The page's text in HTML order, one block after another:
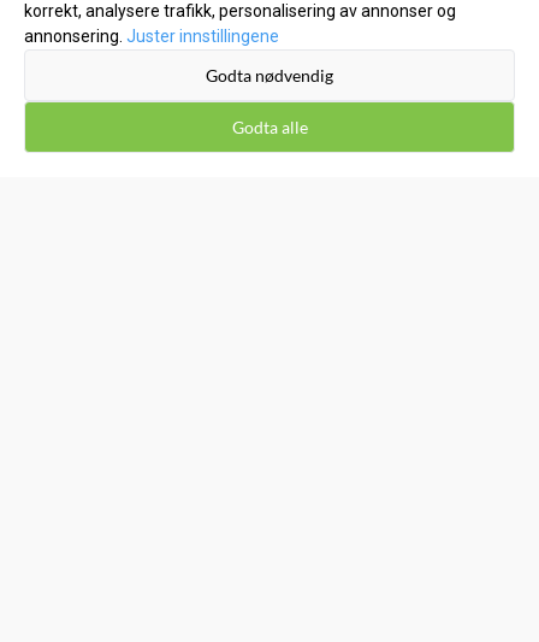
KUNDESERVICE
korrekt, analysere trafikk, personalisering av annonser og
annonsering. Juster innstillingene
Godta nødvendig
Godta alle